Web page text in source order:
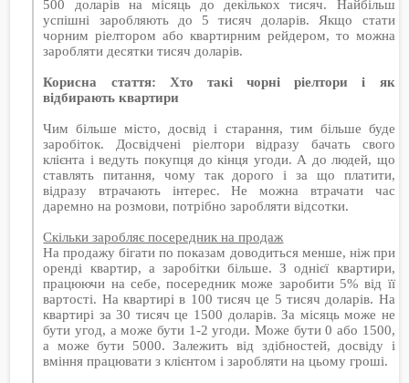
500 доларів на місяць до декількох тисяч. Найбільш
успішні заробляють до 5 тисяч доларів. Якщо стати
чорним ріелтором або квартирним рейдером, то можна
заробляти десятки тисяч доларів.
Корисна стаття: Хто такі чорні ріелтори і як
відбирають квартири
Чим більше місто, досвід і старання, тим більше буде
заробіток. Досвідчені ріелтори відразу бачать свого
клієнта і ведуть покупця до кінця угоди. А до людей, що
ставлять питання, чому так дорого і за що платити,
відразу втрачають інтерес. Не можна втрачати час
даремно на розмови, потрібно заробляти відсотки.
Скільки заробляє посередник на продаж
На продажу бігати по показам доводиться менше, ніж при
оренді квартир, а заробітки більше. З однієї квартири,
працюючи на себе, посередник може заробити 5% від її
вартості. На квартирі в 100 тисяч це 5 тисяч доларів. На
квартирі за 30 тисяч це 1500 доларів. За місяць може не
бути угод, а може бути 1-2 угоди. Може бути 0 або 1500,
а може бути 5000. Залежить від здібностей, досвіду і
вміння працювати з клієнтом і заробляти на цьому гроші.